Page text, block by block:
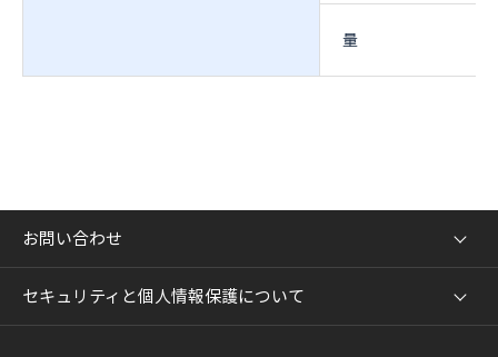
量
お問い合わせ
セキュリティと個人情報保護について